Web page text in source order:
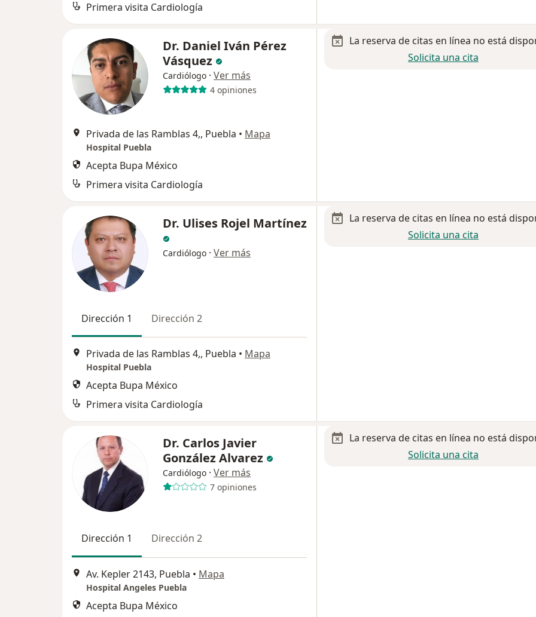
Primera visita Cardiología
Dr. Daniel Iván Pérez
Vásquez
Cardiólogo · Ver más
4 opiniones
Privada de las Ramblas 4,, Puebla • Mapa
Hospital Puebla
Acepta Bupa México
Primera visita Cardiología
La reserva de citas en línea no está
Solicita una cita
Dr. Ulises Rojel Martínez
Cardiólogo · Ver más
Dirección 1 Dirección 2
Privada de las Ramblas 4,, Puebla • Mapa
Hospital Puebla
Acepta Bupa México
Primera visita Cardiología
La reserva de citas en línea no está
Solicita una cita
Dr. Carlos Javier
González Alvarez
Cardiólogo · Ver más
7 opiniones
Dirección 1 Dirección 2
Av. Kepler 2143, Puebla • Mapa
Hospital Angeles Puebla
Acepta Bupa México
La reserva de citas en línea no está
Solicita una cita